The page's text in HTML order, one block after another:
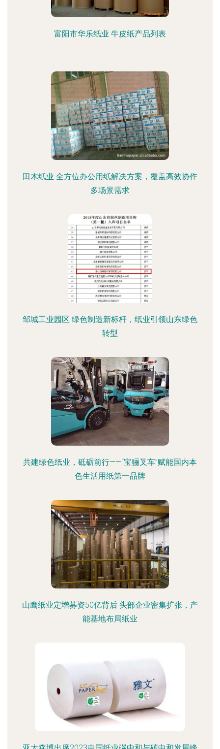
富阳市华乐纸业 牛皮纸产品列表
田木纸业 全方位办公用纸解决方案，覆盖高效协作
多场景需求
邹城工业园区 绿色制造新标杆，纸业引领山东绿色
转型
共建绿色纸业，砥砺前行——“宝骊叉车”赋能国内本
色生活用纸第一品牌
山鹰纸业定增募资50亿背后 头部企业密集扩张，产
能基地布局纸业